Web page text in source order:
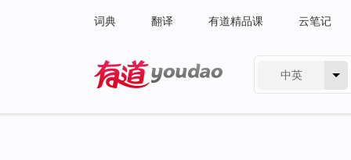
词典 翻译 有道精品课 云笔记
中英